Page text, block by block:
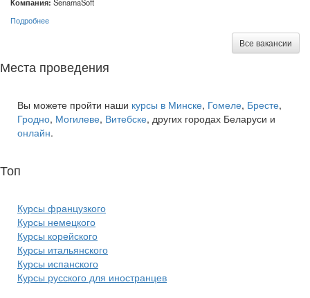
Подробнее
Все вакансии
Места проведения
Вы можете пройти наши курсы в Минске, Гомеле, Бресте,
Гродно, Могилеве, Витебске, других городах Беларуси и
онлайн.
Топ
Курсы французкого
Курсы немецкого
Курсы корейского
Курсы итальянского
Курсы испанского
Курсы русского для иностранцев